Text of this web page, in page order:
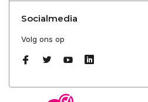
Socialmedia
Volg ons op